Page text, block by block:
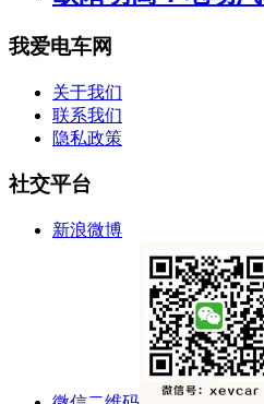
我爱电车网
关于我们
联系我们
隐私政策
社交平台
新浪微博